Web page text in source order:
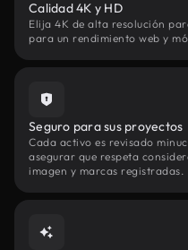
Calidad 4K y HD
Elija 4K de alta resolución
para un rendimiento web y
Seguro para sus proyectos
Cada activo es revisado
asegurar que respeta
imagen y marcas registradas.